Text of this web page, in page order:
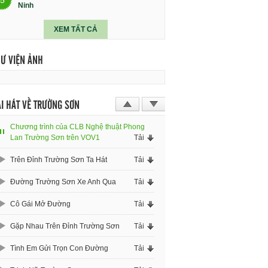
Ninh
XEM TẤT CẢ
VIỆN ẢNH
HÁT VỀ TRƯỜNG SƠN
Chương trình của CLB Nghệ thuật Phong
Lan Trường Sơn trên VOV1
Tải
Trên Đỉnh Trường Sơn Ta Hát Tải
Đường Trường Sơn Xe Anh Qua Tải
Cô Gái Mở Đường Tải
Gặp Nhau Trên Đỉnh Trường Sơn Tải
Tình Em Gửi Trọn Con Đường Tải